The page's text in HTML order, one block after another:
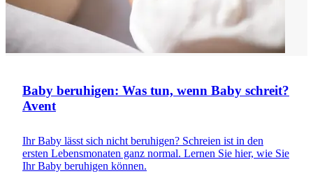
Baby beruhigen: Was tun, wenn Baby schreit?
Avent
Ihr Baby lässt sich nicht beruhigen? Schreien ist in den
ersten Lebensmonaten ganz normal. Lernen Sie hier, wie Sie
Ihr Baby beruhigen können.